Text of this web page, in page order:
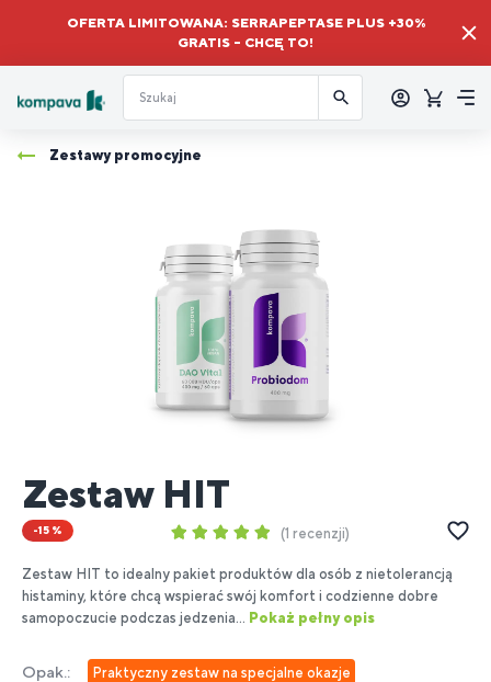
OFERTA LIMITOWANA: SERRAPEPTASE PLUS +30%
GRATIS – CHCĘ TO!
się
Koszyk
Zestawy promocyjne
Zestaw HIT
-15 % 1 recenzji
Zestaw HIT to idealny pakiet produktów dla osób z nietolerancją
histaminy, które chcą wspierać swój komfort i codzienne dobre
samopoczucie podczas jedzenia... Pokaż pełny opis
Opak.: Praktyczny zestaw na specjalne okazje